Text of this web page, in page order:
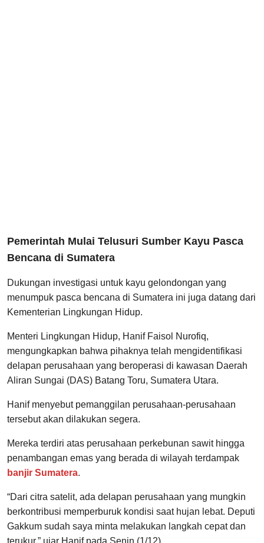
Pemerintah Mulai Telusuri Sumber Kayu Pasca
Bencana di Sumatera
Dukungan investigasi untuk kayu gelondongan yang
menumpuk pasca bencana di Sumatera ini juga datang dari
Kementerian Lingkungan Hidup.
Menteri Lingkungan Hidup, Hanif Faisol Nurofiq,
mengungkapkan bahwa pihaknya telah mengidentifikasi
delapan perusahaan yang beroperasi di kawasan Daerah
Aliran Sungai (DAS) Batang Toru, Sumatera Utara.
Hanif menyebut pemanggilan perusahaan-perusahaan
tersebut akan dilakukan segera.
Mereka terdiri atas perusahaan perkebunan sawit hingga
penambangan emas yang berada di wilayah terdampak
banjir Sumatera.
“Dari citra satelit, ada delapan perusahaan yang mungkin
berkontribusi memperburuk kondisi saat hujan lebat. Deputi
Gakkum sudah saya minta melakukan langkah cepat dan
terukur,” ujar Hanif pada Senin (1/12).